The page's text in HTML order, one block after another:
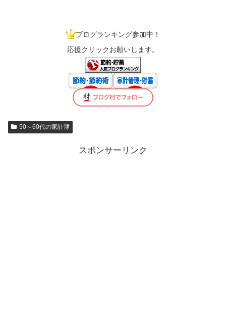
ブログランキング参加中！
応援クリックお願いします。
50～60代の家計簿
スポンサーリンク